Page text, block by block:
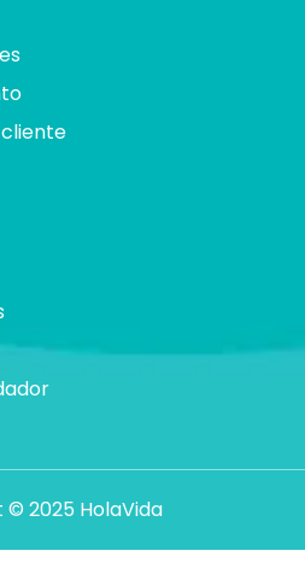
2025 HolaVida